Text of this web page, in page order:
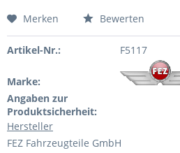
Merken Bewerten
Artikel-Nr.: F5117
Marke:
Angaben zur
Produktsicherheit:
Hersteller
FEZ Fahrzeugteile GmbH